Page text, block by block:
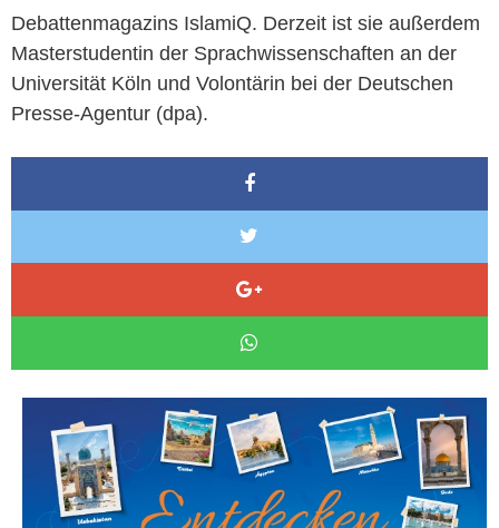
Debattenmagazins IslamiQ. Derzeit ist sie außerdem
Masterstudentin der Sprachwissenschaften an der
Universität Köln und Volontärin bei der Deutschen
Presse-Agentur (dpa).